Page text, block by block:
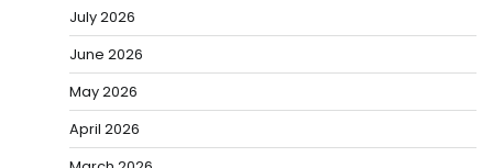
July 2026
June 2026
May 2026
April 2026